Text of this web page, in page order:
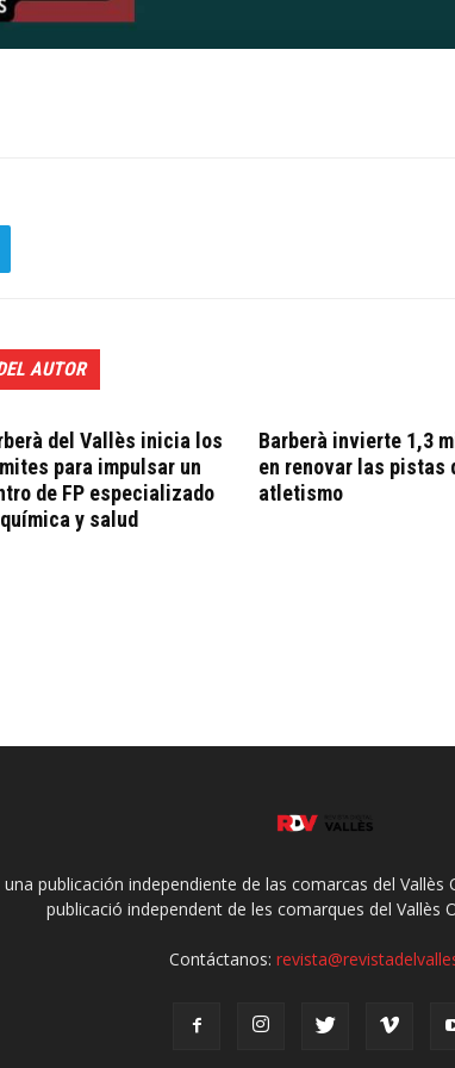
AUTOR
del Vallès inicia los
para impulsar un
de FP especializado
y salud
Barberà invierte 1,3
en renovar las pistas
atletismo
publicación independiente de las comarcas del
publicació independent de les comarques del Vallès
Contáctanos: